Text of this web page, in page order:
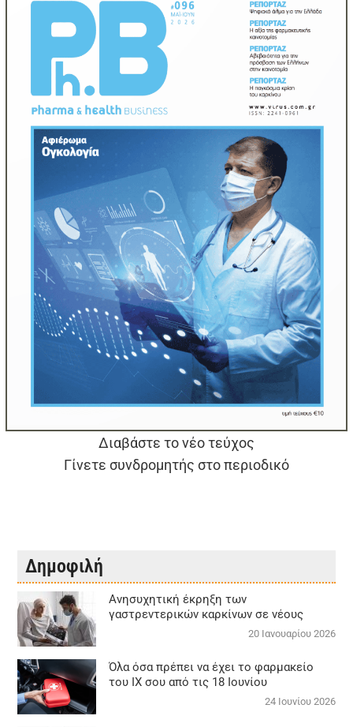
Διαβάστε το νέο τεύχος
Γίνετε συνδρομητής στο περιοδικό
Δημοφιλή
Aνησυχητική έκρηξη των
γαστρεντερικών καρκίνων σε νέους
20 Ιανουαρίου 2026
Όλα όσα πρέπει να έχει το φαρμακείο
του ΙΧ σου από τις 18 Ιουνίου
24 Ιουνίου 2026